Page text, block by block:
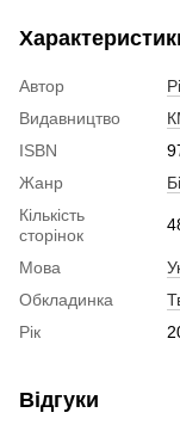
Автор
Видавництво
ISBN
Жанр
Кількість
сторінок
Мова
Обкладинка
Рік
Відгуки